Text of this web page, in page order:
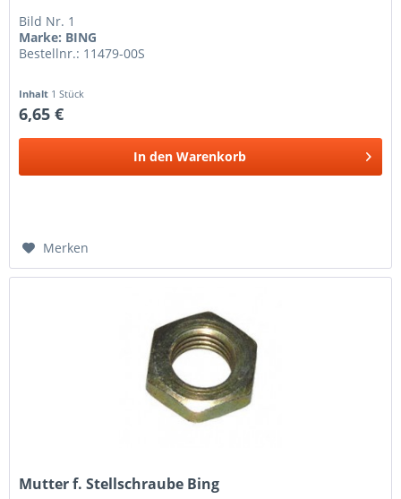
Bild Nr. 1
Marke: BING
Bestellnr.: 11479-00S
Inhalt 1 Stück
6,65 €
In den Warenkorb
Merken
Mutter f. Stellschraube Bing